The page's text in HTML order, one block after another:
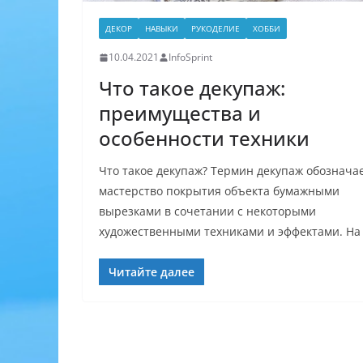
ДЕКОР НАВЫКИ РУКОДЕЛИЕ ХОББИ
10.04.2021 InfoSprint
Что такое декупаж:
преимущества и
особенности техники
Что такое декупаж? Термин декупаж
мастерство покрытия объекта бумажными
вырезками в сочетании с некоторыми
художественными техниками и эффектами. На
Читайте далее